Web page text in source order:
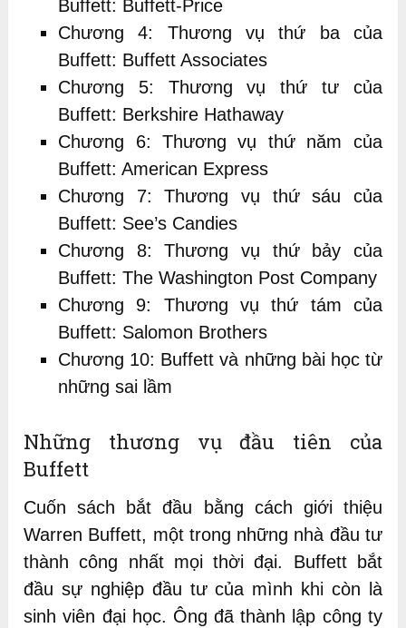
Buffett: Buffett-Price
Chương 4: Thương vụ thứ ba của
Buffett: Buffett Associates
Chương 5: Thương vụ thứ tư của
Buffett: Berkshire Hathaway
Chương 6: Thương vụ thứ năm của
Buffett: American Express
Chương 7: Thương vụ thứ sáu của
Buffett: See’s Candies
Chương 8: Thương vụ thứ bảy của
Buffett: The Washington Post Company
Chương 9: Thương vụ thứ tám của
Buffett: Salomon Brothers
Chương 10: Buffett và những bài học từ
những sai lầm
Những thương vụ đầu tiên của
Buffett
Cuốn sách bắt đầu bằng cách giới thiệu
Warren Buffett, một trong những nhà đầu tư
thành công nhất mọi thời đại. Buffett bắt
đầu sự nghiệp đầu tư của mình khi còn là
sinh viên đại học. Ông đã thành lập công ty